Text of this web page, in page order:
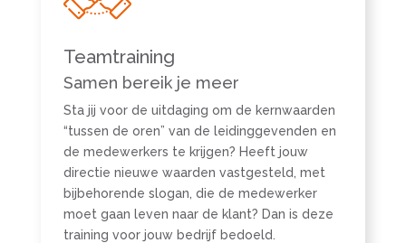
Teamtraining
Samen bereik je meer
Sta jij voor de uitdaging om de kernwaarden
“tussen de oren” van de leidinggevenden en
de medewerkers te krijgen? Heeft jouw
directie nieuwe waarden vastgesteld, met
bijbehorende slogan, die de medewerker
moet gaan leven naar de klant? Dan is deze
training voor jouw bedrijf bedoeld.